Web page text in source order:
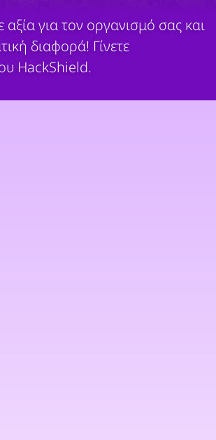
για τον οργανισμό σας και
διαφορά! Γίνετε
HackShield.